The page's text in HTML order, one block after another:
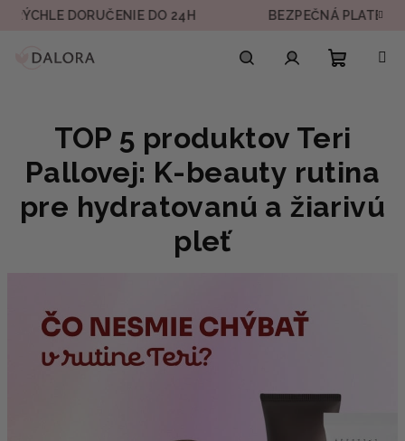
PrejsťDORUČENIE DO 24H BEZPEČNÁ PLATBA
košík
TOP 5 produktov Teri
Pallovej: K-beauty rutina
pre hydratovanú a žiarivú
pleť